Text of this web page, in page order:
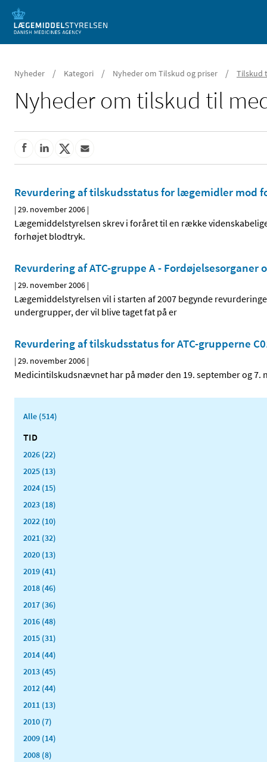
Mobil visning
Nyheder / Kategori / Nyheder om Tilskud og priser / Tilskud
Nyheder om tilskud til
Revurdering af tilskudsstatus for lægemidler mod
|29. november 2006 |
Lægemiddelstyrelsen skrev i foråret til en række
forhøjet blodtryk.
Revurdering af ATC-gruppe A - Fordøjelsesorganer
|29. november 2006 |
Lægemiddelstyrelsen vil i starten af 2007 begynde
undergrupper, der vil blive taget fat på er
Revurdering af tilskudsstatus for ATC-grupperne
|29. november 2006 |
Medicintilskudsnævnet har på møder den 19. september og
Alle (514)
TID
2026 (22)
2025 (13)
2024 (15)
2023 (18)
2022 (10)
2021 (32)
2020 (13)
2019 (41)
2018 (46)
2017 (36)
2016 (48)
2015 (31)
2014 (44)
2013 (45)
2012 (44)
2011 (13)
2010 (7)
2009 (14)
2008 (8)